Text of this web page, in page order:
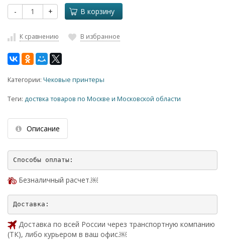
- + В корзину
К сравнению В избранное
Категории: Чековые принтеры
Теги: доствка товаров по Москве и Московской области
Описание
Безналичный расчет.￼
Доставка по всей России через транспортную компанию
(ТК), либо курьером в ваш офис.￼